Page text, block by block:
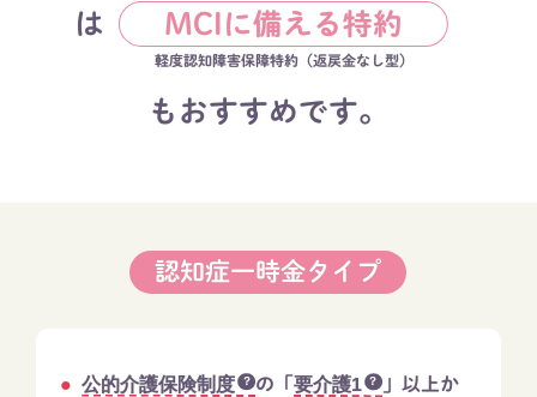
は​ MCIに備える特約
軽度認知障害保障特約（返戻金なし型）
もおすすめです。​
認知症一時金タイプ
公的介護保険制度 の「 要介護1 」以上か